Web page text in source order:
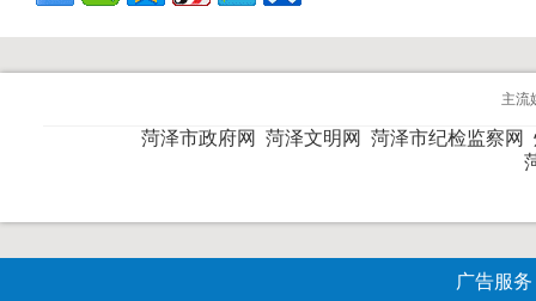
主流
菏泽市政府网 菏泽文明网 菏泽市纪检监察网
广告服务